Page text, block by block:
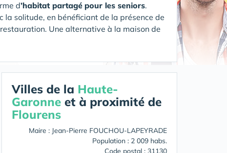
d’habitat partagé pour les seniors.
solitude, en bénéficiant de la présence de
Une alternative à la maison de
Villes de la Haute-
Garonne et à proximité de
Flourens
Maire : Jean-Pierre FOUCHOU-LAPEYRADE
Population : 2 009 habs.
Code postal : 31130